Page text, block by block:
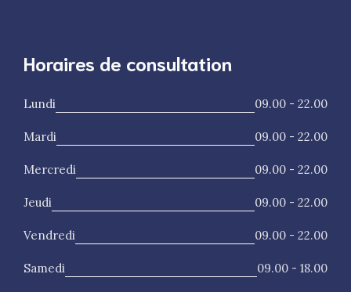
Horaires de consultation
Lundi 09.00 - 22.00
Mardi 09.00 - 22.00
Mercredi 09.00 - 22.00
Jeudi 09.00 - 22.00
Vendredi 09.00 - 22.00
Samedi 09.00 - 18.00